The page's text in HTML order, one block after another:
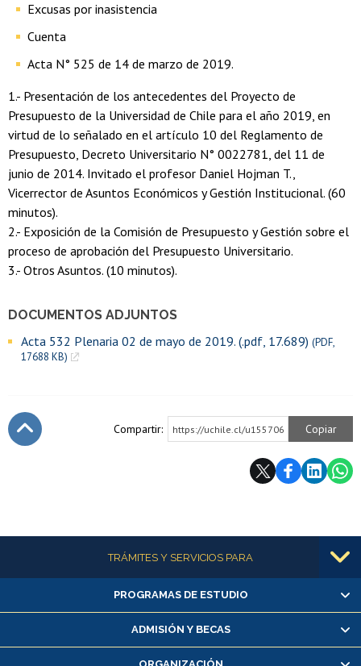
DOCUMENTOS ADJUNTOS
Acta 532 Plenaria 02 de mayo de 2019. (.pdf, 17.689) (PDF,
17688 KB)
Excusas por inasistencia
Cuenta
Acta N° 525 de 14 de marzo de 2019.
1.- Presentación de los antecedentes del Proyecto de
Presupuesto de la Universidad de Chile para el año 2019, en
virtud de lo señalado en el artículo 10 del Reglamento de
Presupuesto, Decreto Universitario N° 0022781, del 11 de
junio de 2014. Invitado el profesor Daniel Hojman T.,
Vicerrector de Asuntos Económicos y Gestión Institucional. (60
minutos).
2.- Exposición de la Comisión de Presupuesto y Gestión sobre el
proceso de aprobación del Presupuesto Universitario.
3.- Otros Asuntos. (10 minutos).
Compartir: https://uchile.cl/u155706 Copiar
Más informaciónTRÁMITES Y SERVICIOS PARA
Alumnas/os y exalumnas/os
Matrícula en línea
Inscripción y cambio de asignaturas
PROGRAMAS DE ESTUDIO
ADMISIÓN Y BECAS